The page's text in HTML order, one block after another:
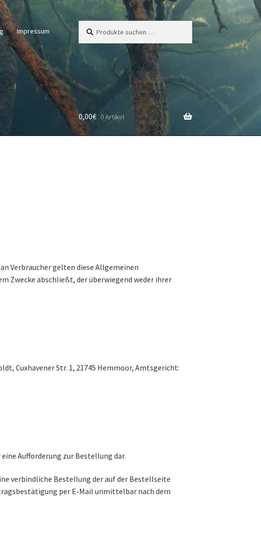
Impressum
nach:
0,00€ 0 Artikel
Verbraucher gelten diese Allgemeinen
Zwecke abschließt, der überwiegend weder ihrer
Cuxhavener Str. 1, 21745 Hemmoor, Amtsgericht:
Aufforderung zur Bestellung dar.
verbindliche Bestellung der auf der Bestellseite
per E-Mail unmittelbar nach dem